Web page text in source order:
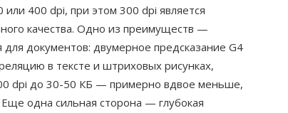
400 dpi, при этом 300 dpi является
качества. Одно из преимуществ —
документов: двумерное предсказание G4
в тексте и штриховых рисунках,
dpi до 30-50 КБ — примерно вдвое меньше,
одна сильная сторона — глубокая